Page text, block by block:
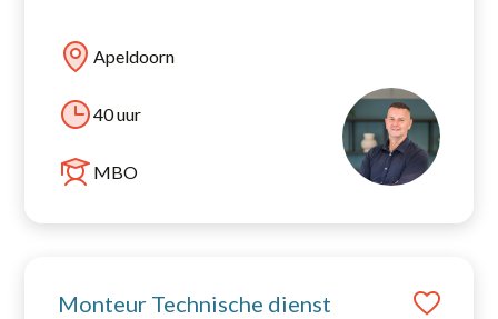
Apeldoorn
40 uur
MBO
Monteur Technische dienst